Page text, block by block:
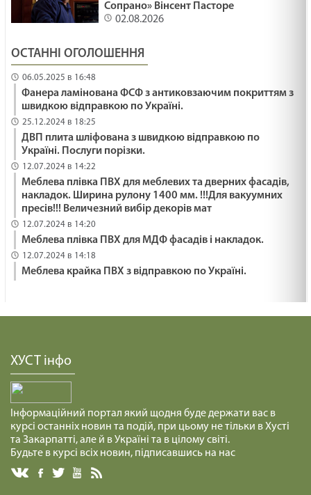
Сопрано» Вінсент Пасторе
02.08.2026
ОСТАННІ ОГОЛОШЕННЯ
06.05.2025 в 16:48
Фанера ламінована ФСФ з антиковзаючим покриттям з
швидкою відправкою по Україні.
25.12.2024 в 18:25
ДВП плита шліфована з швидкою відправкою по
Україні. Послуги порізки.
12.07.2024 в 14:22
Меблева плівка ПВХ для меблевих та дверних фасадів,
накладок. Ширина рулону 1400 мм. !!!Для вакуумних
пресів!!! Величезний вибір декорів мат
12.07.2024 в 14:20
Меблева плівка ПВХ для МДФ фасадів і накладок.
12.07.2024 в 14:18
Меблева крайка ПВХ з відправкою по Україні.
ХУСТ інфо
Інформаційний портал який щодня буде держати вас в
курсі останніх новин та подій, при цьому не тільки в Хусті
та Закарпатті, але й в Україні та в цілому світі.
Будьте в курсі всіх новин, підписавшись на нас